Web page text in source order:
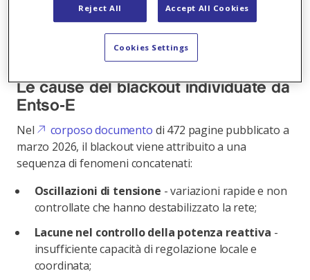
L’evento non è stato generato da un singolo errore
interazione simultanea di molteplici
, è la conclusione del report.
Le cause del blackout individuate da
Entso‑E
Nel
corposo documento di 472 pagine pubblicato a
marzo 2026, il blackout viene attribuito a una
sequenza di fenomeni concatenati:
Oscillazioni di tensione - variazioni rapide e non
controllate che hanno destabilizzato la rete;
Lacune nel controllo della potenza reattiva -
insufficiente capacità di regolazione locale e
coordinata;
Reject All Accept All Cookies
Cookies Settings